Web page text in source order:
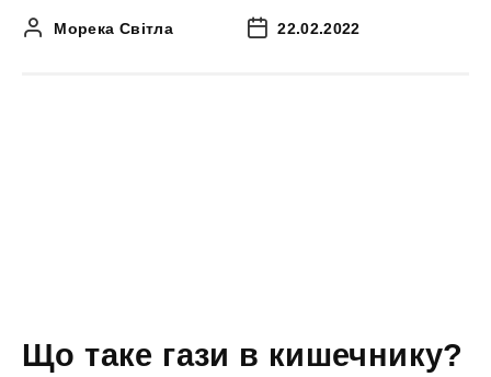
Морека Світла 22.02.2022
Що таке гази в кишечнику?